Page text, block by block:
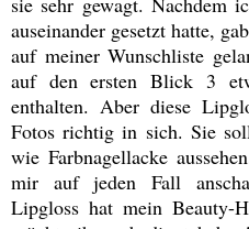
auseinander gesetzt hatte,
auf meiner Wunschliste
auf den ersten Blick 3
enthalten. Aber diese
Fotos richtig in sich. Sie
wie Farbnagellacke
mir auf jeden Fall
Lipgloss hat mein Beauty-